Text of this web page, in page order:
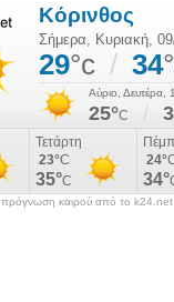
πρόγνωση καιρού από το k24.net